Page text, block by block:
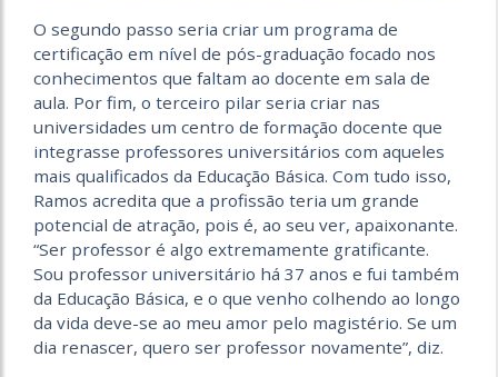
O segundo passo seria criar um programa de
certificação em nível de pós-graduação focado nos
conhecimentos que faltam ao docente em sala de
aula. Por fim, o terceiro pilar seria criar nas
universidades um centro de formação docente que
integrasse professores universitários com aqueles
mais qualificados da Educação Básica. Com tudo isso,
Ramos acredita que a profissão teria um grande
potencial de atração, pois é, ao seu ver, apaixonante.
“Ser professor é algo extremamente gratificante.
Sou professor universitário há 37 anos e fui também
da Educação Básica, e o que venho colhendo ao longo
da vida deve-se ao meu amor pelo magistério. Se um
dia renascer, quero ser professor novamente”, diz.